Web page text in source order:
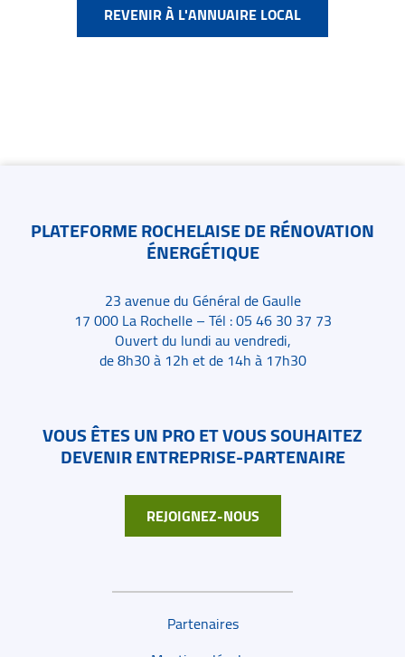
REVENIR À L'ANNUAIRE LOCAL
PLATEFORME ROCHELAISE DE RÉNOVATION
ÉNERGÉTIQUE
23 avenue du Général de Gaulle
17 000 La Rochelle – Tél : 05 46 30 37 73
Ouvert du lundi au vendredi,
de 8h30 à 12h et de 14h à 17h30
VOUS ÊTES UN PRO ET VOUS SOUHAITEZ
DEVENIR ENTREPRISE-PARTENAIRE
REJOIGNEZ-NOUS
Liens de bas de page
Partenaires